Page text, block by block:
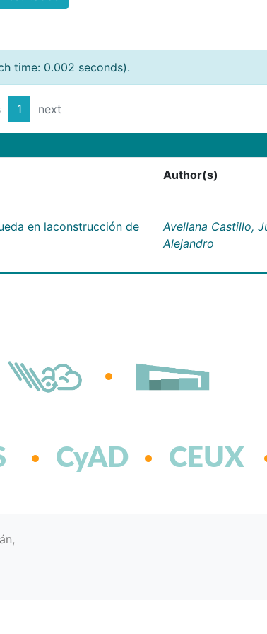
time: 0.002 seconds).
1 next
Author(s)
en laconstrucción de
Avellana Castillo,
Alejandro
CyAD CEUX